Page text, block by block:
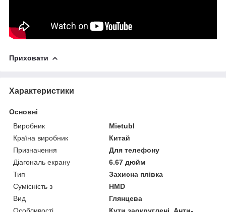
Приховати
Характеристики
Основні
Виробник
Mietubl
Країна виробник
Китай
Призначення
Для телефону
Діагональ екрану
6.67 дюйм
Тип
Захисна плівка
Сумісність з
HMD
Вид
Глянцева
Особливості
Кути заокруглені, Анти-